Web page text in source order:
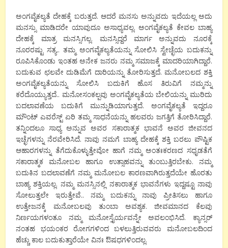
ಅಂಗವೈಕಲ್ಯತೆ ದೇಹಕ್ಕೆ ಬರುತ್ತದೆ. ಆದರೆ ಮನಸು ಅನ್ನುವದು ಇದೆಯಲ್ಲ ಅದು
ಮನಸ್ಸು ಮಾಡಿದರೇ ಯಾವುದೂ ಅಸಾಧ್ಯವಲ್ಲ. ಅಂಗವೈಕಲ್ಯತೆ ಕೇವಲ ಬಾಹ್ಯ
ದೇಹಕ್ಕೆ ಮಾತ್ರ ಮನಸ್ಸಿಗಲ್ಲ. ಮನಸ್ಸಿದ್ದರೆ ಮಾರ್ಗ ಅನ್ನುವದು ನೂರಕ್ಕೆ
ನೂರರಷ್ಟು ಸತ್ಯ.. ತಮ್ಮ ಅಂಗವೈಕಲ್ಯತೆಯನ್ನು ಸೋಲಿಸಿ ಸ್ವೇಚ್ಛೆಯ ಬದುಕನ್ನು
ರೂಪಿಸಿಕೊಂಡು ಇಂತಹ ಅನೇಕ ಜನರು ನಮ್ಮ ಸಮಾಜಕ್ಕೆ ಮಾದರಿಯಾಗಿದ್ದಾರೆ.
ಬದುಕುವ ಛಲವೇ ದುಡಿಮೆಗೆ ದಾರಿಯನ್ನು ತೋರಿಸುತ್ತದೆ. ಮನೋಬಲದ ಶಕ್ತಿ
ಅಂಗವೈಕಲ್ಯತೆಯನ್ನು ಸೋಲಿಸಿ ಬದುಕಿಗೆ ಹೊಸ ತಿರುವಿಗೆ ನಮ್ಮನ್ನು
ಕರೆದೊಯ್ಯುತ್ತದೆ.. ಮನೋಸಂಕಲ್ಪವು ಅಂಗವೈಕಲ್ಯತೆಯ ಬೇಲಿಯನ್ನು ಮುರಿದು
ಬದಲಾವಣೆಯ ಬದುಕಿಗೆ ಮುನ್ನುಡಿಯಾಗುತ್ತದೆ. ಅಂಗವೈಕಲ್ಯತೆ ಇದ್ದರೂ
ಮೌಂಟ್ ಎವರೆಸ್ಟ್ ಏರಿ ತಮ್ಮ ಸಾಧನೆಯನ್ನು ಹಲವರು ಜಗತ್ತಿಗೆ ತೋರಿಸಿದ್ದಾರೆ.
ತನ್ನಿಂದಲೂ ಸಾಧ್ಯ ಅನ್ನುವ ಅವರ ಸಕಾರಾತ್ಮಕ ಭಾವನೆ ಅವರ ಜೀವನದ
ಇಚ್ಛೆಗಳನ್ನು ನೆರವೇರಿಸಿದೆ. ನಾವು ನಮಗೆ ಬಾಹ್ಯ ದೇಹಕ್ಕೆ ಶಕ್ತಿ ಬರಲು ಪೌಷ್ಟಿಕ
ಆಹಾರಗಳನ್ನು ತೆಗೆದುಕೊಳ್ಳುತ್ತೇವೋ ಹಾಗೆ ನಮ್ಮ ಅಂತಃಕರಣದ ಸಧೃಡತೆಗೆ
ಸಕಾರಾತ್ಮಕ ಮನೋಬಲ ಹಾಗೂ ಉತ್ಸಾಹವನ್ನು ತುಂಬುತ್ತಿರಬೇಕು. ನಮ್ಮ
ಬದುಕಿನ ಬದಲಾವಣೆಗೆ ನಮ್ಮ ಮನೋಬಲ ಕಾರಣವಾಗಿರುತ್ತದೆಯೇ ಹೊರತು
ಬಾಹ್ಯ ಶಕ್ತಿಯಲ್ಲ. ನಮ್ಮ ಮನಸ್ಸಿನಲ್ಲಿ ನಕಾರಾತ್ಮಕ ಭಾವನೆಗಳು ಇದ್ದಷ್ಟೂ ನಾವು
ಸೋಲುತ್ತಲೇ ಇರುತ್ತೇವೆ.. ನಮ್ಮ ಬದುಕನ್ನು ನಾವು ಪ್ರೀತಿಸಲು ಹಾಗೂ
ಉತ್ತೇಜನಕ್ಕೆ ಮನೋಬಲವು ತುಂಬಾ ಅವಶ್ಯಕ. ಜೀವಮಾನದ ಕೆಲವು
ನಿರ್ಣಯಗಳಂತೂ ನಮ್ಮ ಮನೋಸ್ತೈರ್ಯವನ್ನೇ ಅವಲಂಭಿಸಿದೆ. ಕ್ಯಾನ್ಸರ್
ನಂತಹ ಭಯಂಕರ ರೋಗಗಳಿಂದ ಬಳಲುತ್ತಿರುವವರು ಮನೋಬಲದಿಂದ
ಹೆಚ್ಚು ಕಾಲ ಬದುಕುತ್ತಾರೆಯೇ ವಿನಃ ಔಷಧಗಳಿಂದಲ್ಲ.